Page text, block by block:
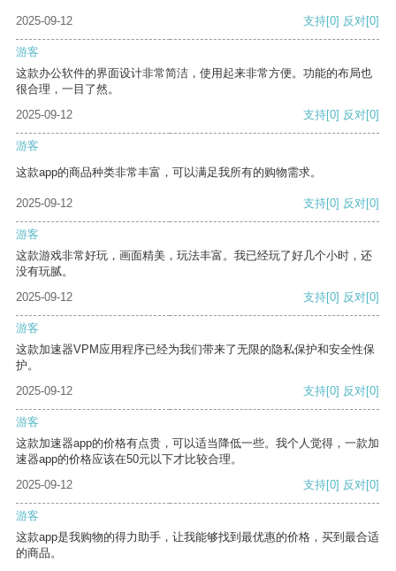
2025-09-12 支持[0] 反对[0]
游客
这款办公软件的界面设计非常简洁，使用起来非常方便。功能的布局也
很合理，一目了然。
2025-09-12
支持[0] 反对[0]
游客
这款app的商品种类非常丰富，可以满足我所有的购物需求。
2025-09-12 支持[0] 反对[0]
游客
这款游戏非常好玩，画面精美，玩法丰富。我已经玩了好几个小时，还
没有玩腻。
2025-09-12
支持[0] 反对[0]
游客
这款加速器VPM应用程序已经为我们带来了无限的隐私保护和安全性保
护。
2025-09-12
支持[0] 反对[0]
游客
这款加速器app的价格有点贵，可以适当降低一些。我个人觉得，一款加
速器app的价格应该在50元以下才比较合理。
2025-09-12
支持[0] 反对[0]
游客
这款app是我购物的得力助手，让我能够找到最优惠的价格，买到最合适
的商品。